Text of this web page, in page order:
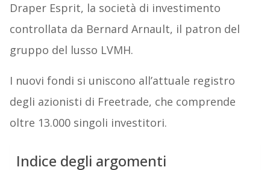
Draper Esprit, la società di investimento
controllata da Bernard Arnault, il patron del
gruppo del lusso LVMH.
I nuovi fondi si uniscono all’attuale registro
degli azionisti di Freetrade, che comprende
oltre 13.000 singoli investitori.
Indice degli argomenti